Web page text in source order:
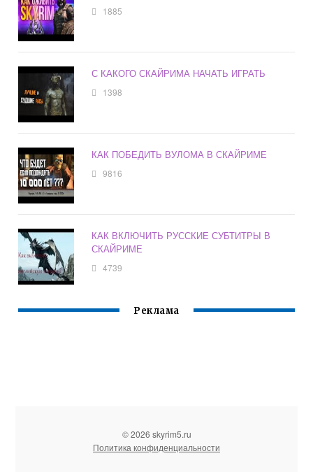
1885
С КАКОГО СКАЙРИМА НАЧАТЬ ИГРАТЬ
1398
КАК ПОБЕДИТЬ ВУЛОМА В СКАЙРИМЕ
9816
КАК ВКЛЮЧИТЬ РУССКИЕ СУБТИТРЫ В
СКАЙРИМЕ
4739
Реклама
© 2026 skyrim5.ru
Политика конфиденциальности